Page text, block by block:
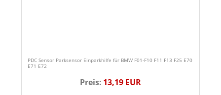
PDC Sensor Parksensor Einparkhilfe für BMW F01-F10 F11 F13 F25 E70
E71 E72
Preis: 13,19 EUR